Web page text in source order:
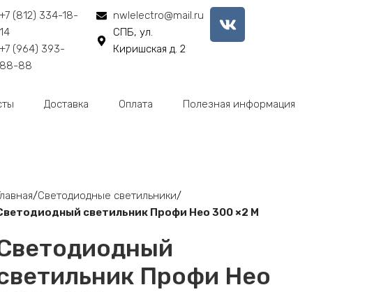
+7 (812) 334-18-
14
+7 (964) 393-
88-88
nwlelectro@mail.ru
СПБ, ул.
Киришская д. 2
Доставка Оплата Полезная информация
Светодиодные светильники
светильник Профи Нео 300 ×2 M
Профи Нео